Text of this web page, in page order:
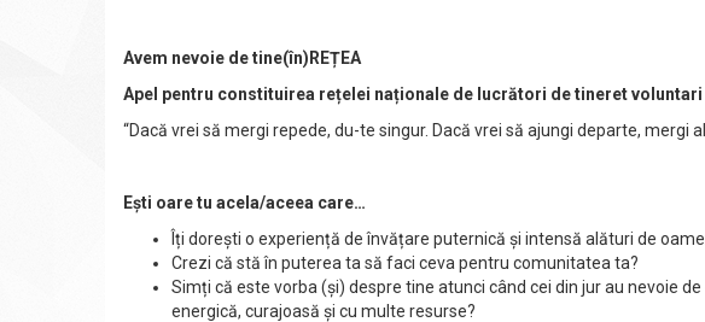
Avem nevoie de tine(în)REȚEA
Apel pentru constituirea rețelei naționale de lucrători de tineret voluntari
“Dacă vrei să mergi repede, du-te singur. Dacă vrei să ajungi departe, mergi
Ești oare tu acela/aceea care…
Îți dorești o experiență de învățare puternică și intensă alături de
Crezi că stă în puterea ta să faci ceva pentru comunitatea ta?
Simți că este vorba (și) despre tine atunci când cei din jur au nevoie
energică, curajoasă și cu multe resurse?